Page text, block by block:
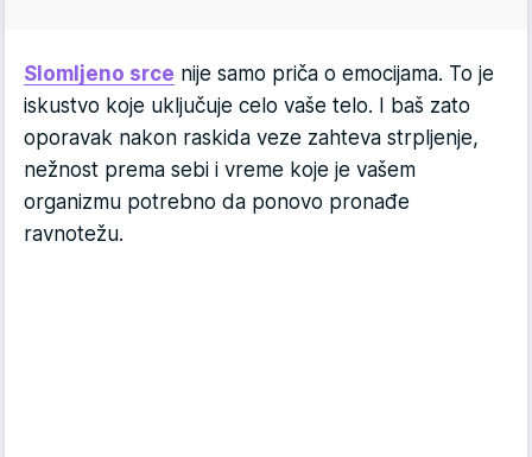
Slomljeno srce nije samo priča o emocijama. To je
iskustvo koje uključuje celo vaše telo. I baš zato
oporavak nakon raskida veze zahteva strpljenje,
nežnost prema sebi i vreme koje je vašem
organizmu potrebno da ponovo pronađe
ravnotežu.